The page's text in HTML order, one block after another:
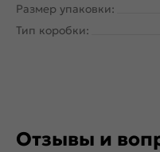
Размер упаковки:
Тип коробки:
Отзывы и